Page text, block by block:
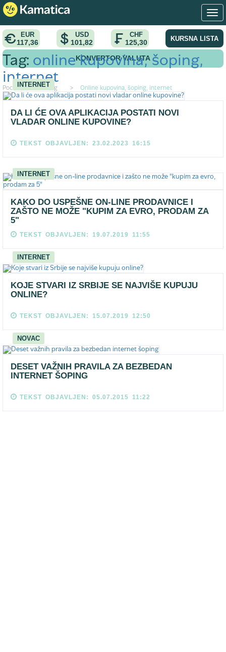
EUR
117,36
USD
101,82
CHF
125,30 KURSNA LISTA
KONVERTOR VALUTA
Pocetna > Tag > Online kupovina, šoping, internet
Tag: online kupovina, šoping,
internet
INTERNET
DA LI ĆE OVA APLIKACIJA POSTATI NOVI
VLADAR ONLINE KUPOVINE?
TEKST OBJAVLJEN: 23.02.2023 16:15
INTERNET
KAKO DO USPEŠNE ON-LINE PRODAVNICE I
ZAŠTO NE MOŽE "KUPIM ZA EVRO, PRODAM ZA
5"
TEKST OBJAVLJEN: 19.07.2019 11:55
INTERNET
KOJE STVARI IZ SRBIJE SE NAJVIŠE KUPUJU
ONLINE?
TEKST OBJAVLJEN: 15.07.2019 12:50
NOVAC
DESET VAŽNIH PRAVILA ZA BEZBEDAN
INTERNET ŠOPING
TEKST OBJAVLJEN: 05.07.2015 11:22